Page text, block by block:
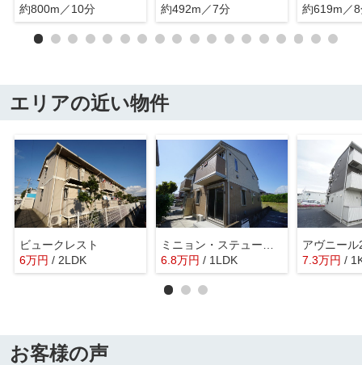
約800m／10分
約492m／7分
約619m／
エリアの近い物件
ビュークレスト
6万円 / 2LDK
6.8万円 / 1LDK
アヴニール
7.3万円 /
お客様の声